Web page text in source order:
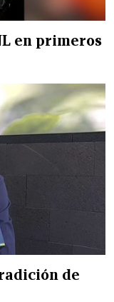
en primeros
de